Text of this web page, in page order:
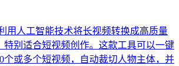
用人工智能技术将长视频转换成高质量
特别适合短视频创作。这款工具可以一键
个或多个短视频，自动裁切人物主体，并